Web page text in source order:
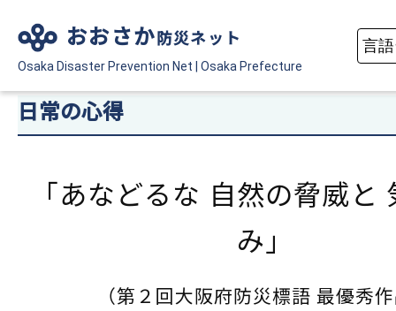
おおさか 防災ネット
Osaka Disaster Prevention Net Osaka Prefecture
日常の心得
「あなどるな 自然の脅威と
み」
（第２回大阪府防災標語 最優秀